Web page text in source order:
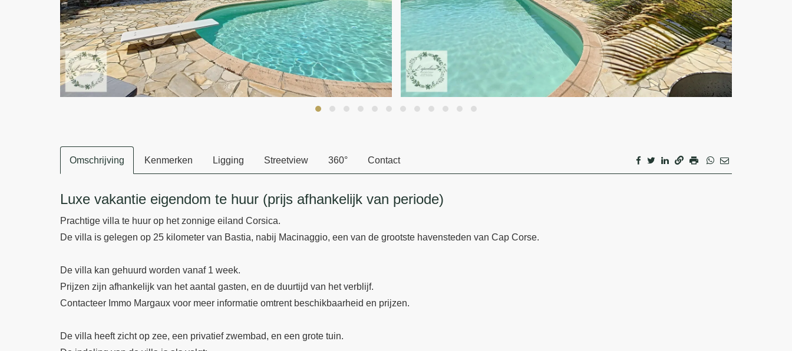
Omschrijving Kenmerken Ligging Streetview 360° Contact
Omschrijving
Luxe vakantie eigendom te huur (prijs afhankelijk van periode)
Prachtige villa te huur op het zonnige eiland Corsica.
De villa is gelegen op 25 kilometer van Bastia, nabij Macinaggio, een van de grootste havensteden van Cap Corse.
De villa kan gehuurd worden vanaf 1 week.
Prijzen zijn afhankelijk van het aantal gasten, en de duurtijd van het verblijf.
Contacteer Immo Margaux voor meer informatie omtrent beschikbaarheid en prijzen.
De villa heeft zicht op zee, een privatief zwembad, en een grote tuin.